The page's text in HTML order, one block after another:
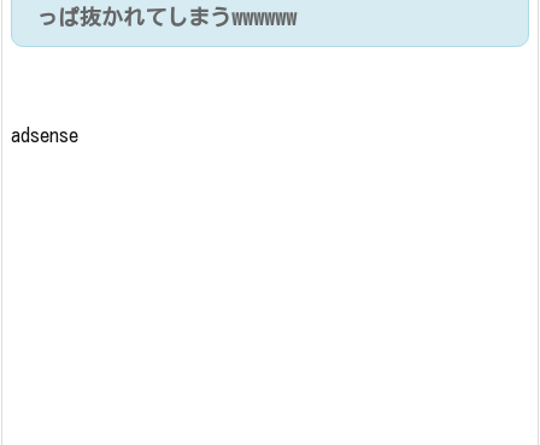
っぱ抜かれてしまうwwwwww
adsense